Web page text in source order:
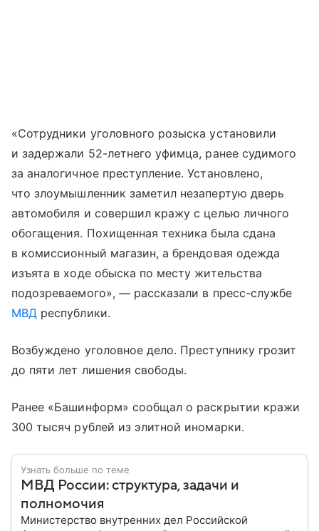
«Сотрудники уголовного розыска установили
и задержали 52-летнего уфимца, ранее судимого
за аналогичное преступление. Установлено,
что злоумышленник заметил незапертую дверь
автомобиля и совершил кражу с целью личного
обогащения. Похищенная техника была сдана
в комиссионный магазин, а брендовая одежда
изъята в ходе обыска по месту жительства
подозреваемого», — рассказали в пресс-службе
МВД республики.
Возбуждено уголовное дело. Преступнику грозит
до пяти лет лишения свободы.
Ранее «Башинформ» сообщал о раскрытии кражи
300 тысяч рублей из элитной иномарки.
Узнать больше по теме
МВД России: структура, задачи и
полномочия
Министерство внутренних дел Российской